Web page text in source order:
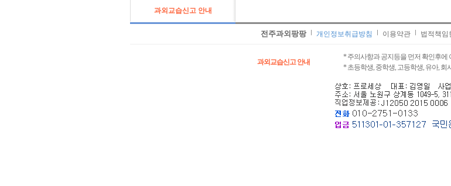
과외교습신고 안내
전주과외팡팡 개인정보취급방침 이용약관 법적책임
과외교습신고 안내
* 주의사항과 공지등을 먼저 확인후에
* 초등학생, 중학생, 고등학생, 유아,